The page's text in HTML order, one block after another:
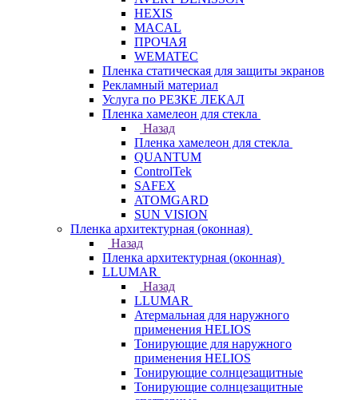
HEXIS
MACAL
ПРОЧАЯ
WEMATEC
Пленка статическая для защиты экранов
Рекламный материал
Услуга по РЕЗКЕ ЛЕКАЛ
Пленка хамелеон для стекла
Назад
Пленка хамелеон для стекла
QUANTUM
ControlTek
SAFEX
ATOMGARD
SUN VISION
Пленка архитектурная (оконная)
Назад
Пленка архитектурная (оконная)
LLUMAR
Назад
LLUMAR
Атермальная для наружного
применения HELIOS
Тонирующие для наружного
применения HELIOS
Тонирующие солнцезащитные
Тонирующие солнцезащитные